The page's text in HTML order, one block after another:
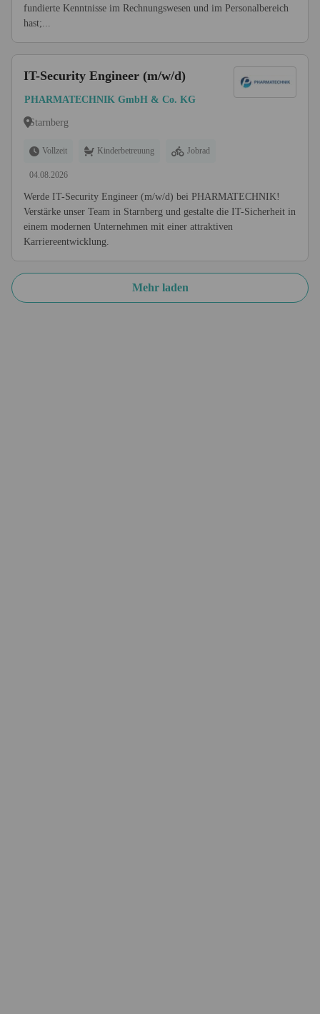
fundierte Kenntnisse im Rechnungswesen und im Personalbereich
hast;...
IT-Security Engineer (m/w/d)
PHARMATECHNIK GmbH & Co. KG
Starnberg
Vollzeit Kinderbetreuung Jobrad
04.08.2026
Werde IT-Security Engineer (m/w/d) bei PHARMATECHNIK!
Verstärke unser Team in Starnberg und gestalte die IT-Sicherheit in
einem modernen Unternehmen mit einer attraktiven
Karriereentwicklung.
Mehr laden